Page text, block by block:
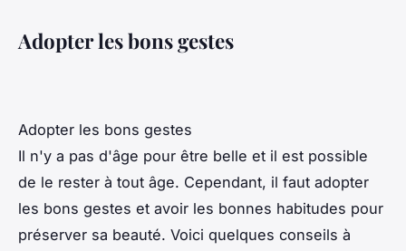
Adopter les bons gestes
Adopter les bons gestes
Il n'y a pas d'âge pour être belle et il est possible
de le rester à tout âge. Cependant, il faut adopter
les bons gestes et avoir les bonnes habitudes pour
préserver sa beauté. Voici quelques conseils à